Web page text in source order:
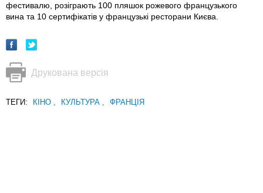
фестивалю, розіграють 100 пляшок рожевого французького
вина та 10 сертифікатів у французькі ресторани Києва.
Друкована версія
ТЕГИ: КІНО , КУЛЬТУРА , ФРАНЦІЯ